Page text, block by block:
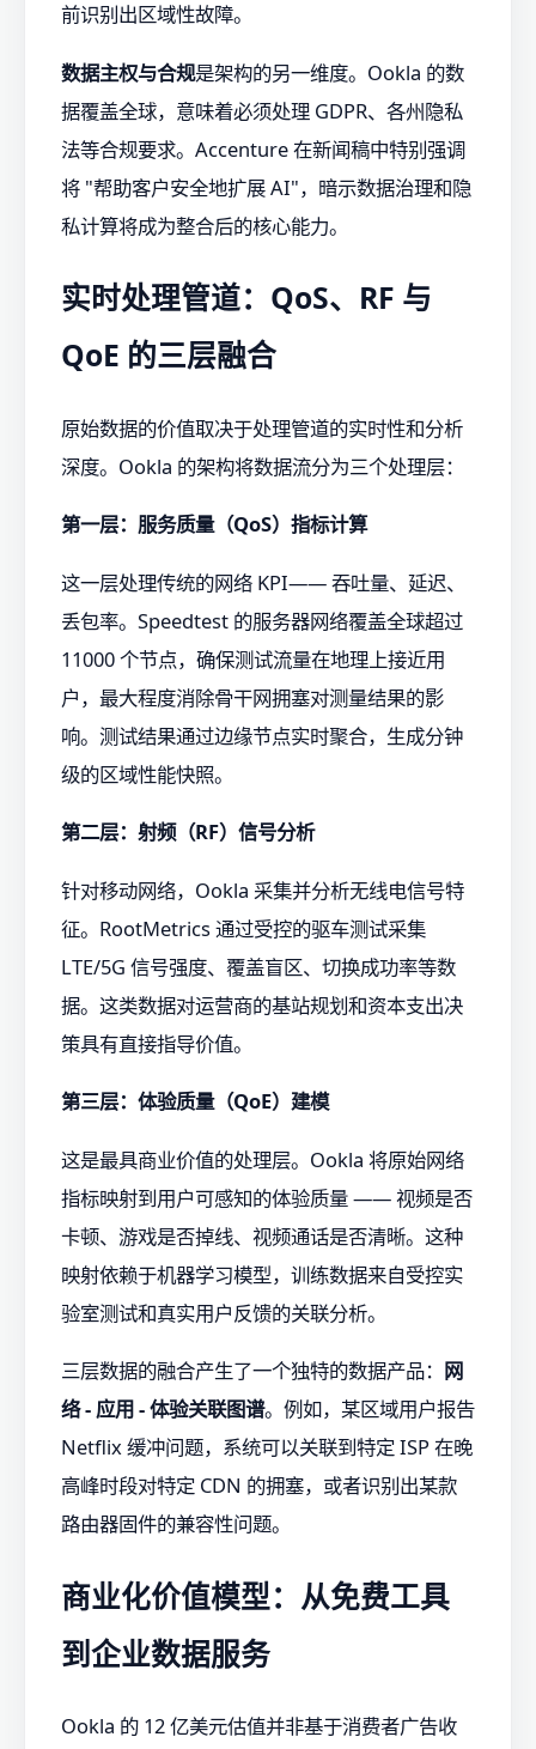
前识别出区域性故障。
数据主权与合规是架构的另一维度。Ookla 的数
据覆盖全球，意味着必须处理 GDPR、各州隐私
法等合规要求。Accenture 在新闻稿中特别强调
将 "帮助客户安全地扩展 AI"，暗示数据治理和隐
私计算将成为整合后的核心能力。
实时处理管道：QoS、RF 与
QoE 的三层融合
原始数据的价值取决于处理管道的实时性和分析
深度。Ookla 的架构将数据流分为三个处理层：
第一层：服务质量（QoS）指标计算
这一层处理传统的网络 KPI—— 吞吐量、延迟、
丢包率。Speedtest 的服务器网络覆盖全球超过
11000 个节点，确保测试流量在地理上接近用
户，最大程度消除骨干网拥塞对测量结果的影
响。测试结果通过边缘节点实时聚合，生成分钟
级的区域性能快照。
第二层：射频（RF）信号分析
针对移动网络，Ookla 采集并分析无线电信号特
征。RootMetrics 通过受控的驱车测试采集
LTE/5G 信号强度、覆盖盲区、切换成功率等数
据。这类数据对运营商的基站规划和资本支出决
策具有直接指导价值。
第三层：体验质量（QoE）建模
这是最具商业价值的处理层。Ookla 将原始网络
指标映射到用户可感知的体验质量 —— 视频是否
卡顿、游戏是否掉线、视频通话是否清晰。这种
映射依赖于机器学习模型，训练数据来自受控实
验室测试和真实用户反馈的关联分析。
三层数据的融合产生了一个独特的数据产品： 网
络 - 应用 - 体验关联图谱。例如，某区域用户报告
Netflix 缓冲问题，系统可以关联到特定 ISP 在晚
高峰时段对特定 CDN 的拥塞，或者识别出某款
路由器固件的兼容性问题。
商业化价值模型：从免费工具
到企业数据服务
Ookla 的 12 亿美元估值并非基于消费者广告收